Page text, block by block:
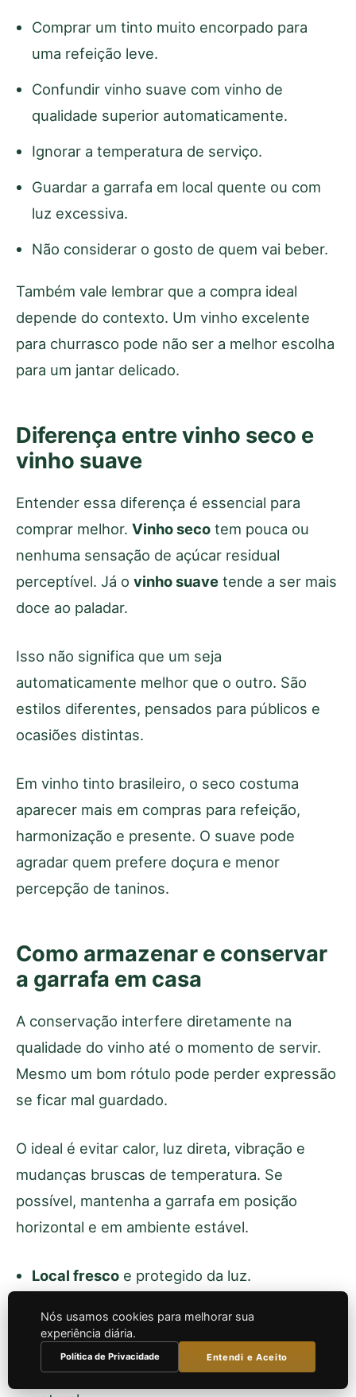
Comprar um tinto muito encorpado para
uma refeição leve.
Confundir vinho suave com vinho de
qualidade superior automaticamente.
Ignorar a temperatura de serviço.
Guardar a garrafa em local quente ou com
luz excessiva.
Não considerar o gosto de quem vai beber.
Também vale lembrar que a compra ideal
depende do contexto. Um vinho excelente
para churrasco pode não ser a melhor escolha
para um jantar delicado.
Diferença entre vinho seco e
vinho suave
Entender essa diferença é essencial para
comprar melhor. Vinho seco tem pouca ou
nenhuma sensação de açúcar residual
perceptível. Já o vinho suave tende a ser mais
doce ao paladar.
Isso não significa que um seja
automaticamente melhor que o outro. São
estilos diferentes, pensados para públicos e
ocasiões distintas.
Em vinho tinto brasileiro, o seco costuma
aparecer mais em compras para refeição,
harmonização e presente. O suave pode
agradar quem prefere doçura e menor
percepção de taninos.
Como armazenar e conservar
a garrafa em casa
A conservação interfere diretamente na
qualidade do vinho até o momento de servir.
Mesmo um bom rótulo pode perder expressão
se ficar mal guardado.
O ideal é evitar calor, luz direta, vibração e
mudanças bruscas de temperatura. Se
possível, mantenha a garrafa em posição
horizontal e em ambiente estável.
Local fresco e protegido da luz.
Temperatura estável , sem variações
grandes.
Garrafa deitadaquando houver rolha
Nós usamos cookies para melhorar sua
experiência diária.
Política de Privacidade Entendi e Aceito